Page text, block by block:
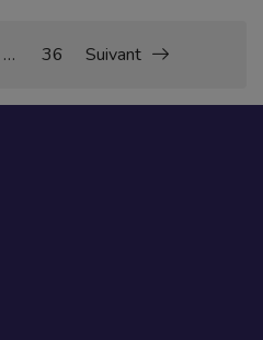
… 36 Suivant